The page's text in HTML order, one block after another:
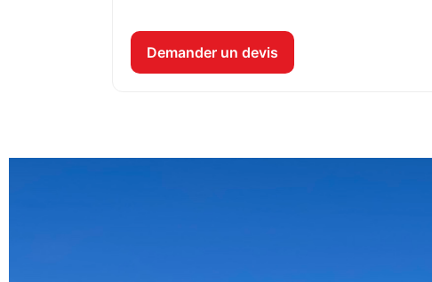
Demander un devis